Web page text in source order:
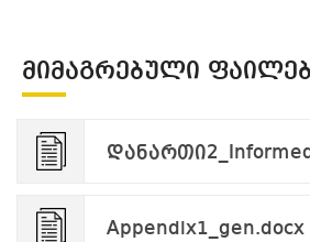
ᲛᲘᲛᲐᲒᲠᲔᲑᲣᲚᲘ
Appendix1_gen.docx